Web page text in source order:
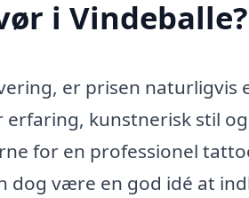
i Vindeballe?
er prisen naturligvis
kunstnerisk stil
for en professionel
dog være en god idé at